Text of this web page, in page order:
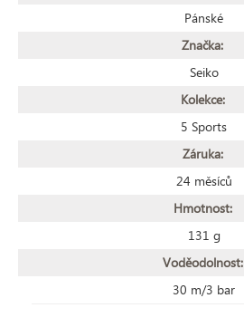
Pánské
Značka:
Seiko
Kolekce:
5 Sports
Záruka:
24 měsíců
Hmotnost:
131 g
Voděodolnost:
30 m/3 bar